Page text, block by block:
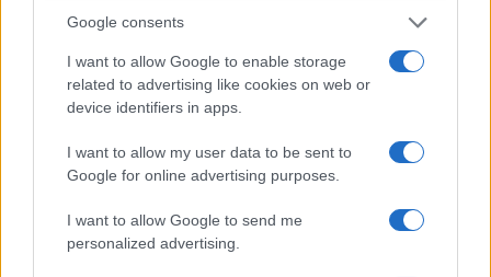
Google consents
I want to allow Google to enable storage
related to advertising like cookies on web or
device identifiers in apps.
I want to allow my user data to be sent to
Google for online advertising purposes.
I want to allow Google to send me
personalized advertising.